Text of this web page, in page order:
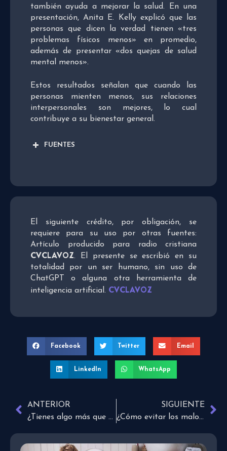
también ayuda a mejorar la salud. En una
presentación, Anita E. Kelly explicó que las
personas que dicen la verdad tienen «tres
problemas físicos menos» en promedio,
además de presentar «dos quejas de salud
mental menos».
Estos resultados señalan que cuando las
personas mienten menos, sus relaciones
interpersonales son mejores, lo cual
contribuye a su bienestar general.
FUENTES
El siguiente crédito, por obligación, se
requiere para su uso por otras fuentes:
Artículo producido para radio cristiana
CVCLAVOZ. El presente se escribió en su
totalidad por un ser humano, sin uso de
ChatGPT o alguna otra herramienta de
inteligencia artificial. CVCLAVOZ
Facebook Twitter Email
LinkedIn WhatsApp
ANTERIOR
¿Tienes algo más que el hoyo donde escondes tu tesoro?
SIGUIENTE
¿Cómo evitar los malos entendidos al comunicarnos?